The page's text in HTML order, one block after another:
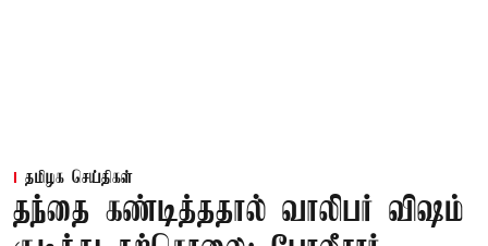
தமிழக செய்திகள்
தந்தை கண்டித்ததால் வாலிபர் விஷம்